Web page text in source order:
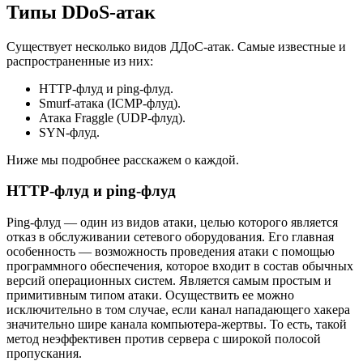
Типы DDoS-атак
Существует несколько видов ДДоС-атак. Самые известные и
распространенные из них:
HTTP-флуд и ping-флуд.
Smurf-атака (ICMP-флуд).
Атака Fraggle (UDP-флуд).
SYN-флуд.
Ниже мы подробнее расскажем о каждой.
HTTP-флуд и ping-флуд
Ping-флуд — один из видов атаки, целью которого является
отказ в обслуживании сетевого оборудования. Его главная
особенность — возможность проведения атаки с помощью
программного обеспечения, которое входит в состав обычных
версий операционных систем. Является самым простым и
примитивным типом атаки. Осуществить ее можно
исключительно в том случае, если канал нападающего хакера
значительно шире канала компьютера-жертвы. То есть, такой
метод неэффективен против сервера с широкой полосой
пропускания.